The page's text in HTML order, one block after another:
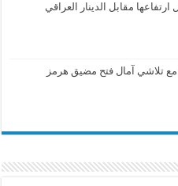
ارتفاعها مقابل الدينار العراقي
تلاشي آمال فتح مضيق هرمز